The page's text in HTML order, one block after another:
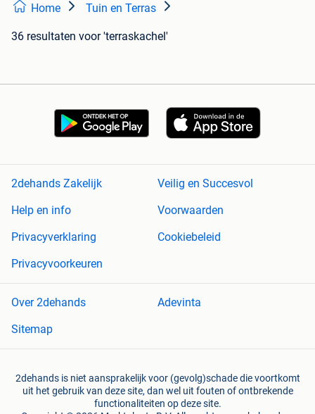
Home Tuin en Terras
36 resultaten voor 'terraskachel'
2dehands Zakelijk
Veilig en Succesvol
Help en info
Voorwaarden
Privacyverklaring
Cookiebeleid
Privacyvoorkeuren
Over 2dehands
Adevinta
Sitemap
2dehands is niet aansprakelijk voor (gevolg)schade die voortkomt
uit het gebruik van deze site, dan wel uit fouten of ontbrekende
functionaliteiten op deze site.